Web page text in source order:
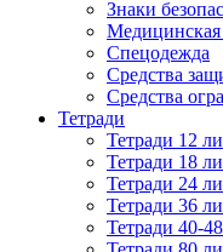
Знаки
Медицинская
Спецодежда
Средства
Средства
Тетради
Тетради 12
Тетради 18
Тетради 24
Тетради 36
Тетради 40-